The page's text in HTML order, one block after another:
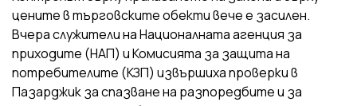
цените в търговските обекти вече е засилен.
Вчера служители на Националната агенция за
приходите (НАП) и Комисията за защита на
потребителите (КЗП) извършиха проверки в
Пазарджик за спазване на разпоредбите и за